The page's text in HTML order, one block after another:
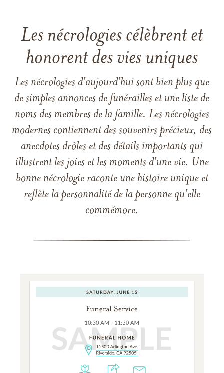
Les nécrologies célèbrent et
honorent des vies uniques
Les nécrologies d'aujourd'hui sont bien plus que
de simples annonces de funérailles et une liste de
noms des membres de la famille. Les nécrologies
modernes contiennent des souvenirs précieux, des
anecdotes drôles et des détails importants qui
illustrent les joies et les moments d'une vie. Une
bonne nécrologie raconte une histoire unique et
reflète la personnalité de la personne qu'elle
commémore.